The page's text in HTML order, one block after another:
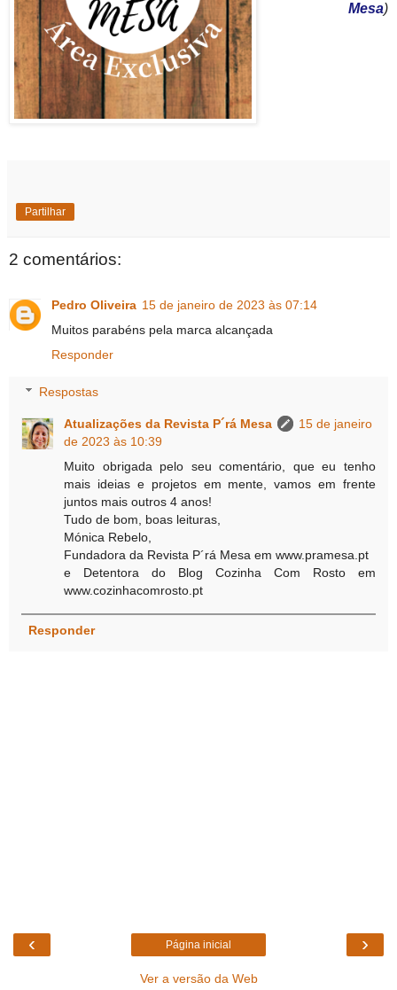
Mesa)
Partilhar
2 comentários:
Pedro Oliveira 15 de janeiro de 2023 às 07:14
Muitos parabéns pela marca alcançada
Responder
Respostas
Atualizações da Revista P´rá Mesa
15 de janeiro
de 2023 às 10:39
Muito obrigada pelo seu comentário, que eu tenho
mais ideias e projetos em mente, vamos em frente
juntos mais outros 4 anos!
Tudo de bom, boas leituras,
Mónica Rebelo,
Fundadora da Revista P´rá Mesa em www.pramesa.pt
e Detentora do Blog Cozinha Com Rosto em
www.cozinhacomrosto.pt
Responder
‹ ›
Página inicial
Ver a versão da Web